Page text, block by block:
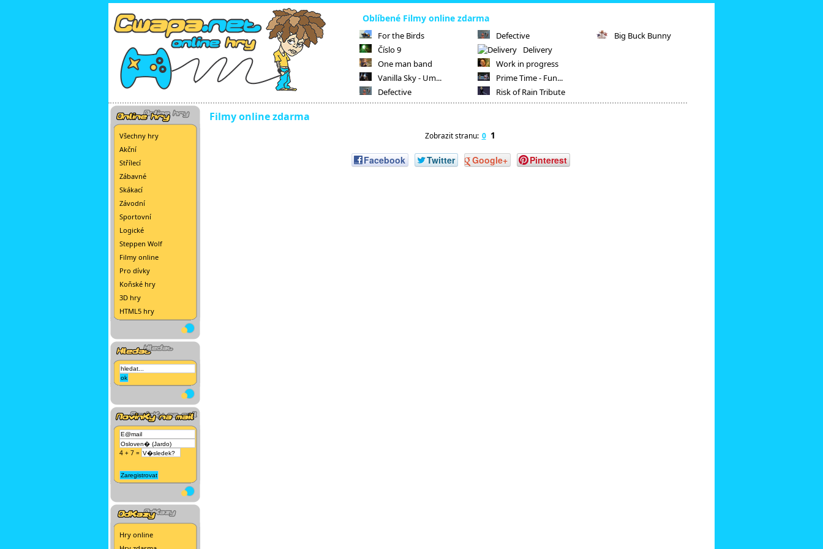
Oblíbené Filmy online zdarma
For the Birds
Číslo 9
One man band
Vanilla Sky - Um...
Defective
Defective
Delivery
Work in progress
Prime Time - Fun...
Risk of Rain Tribute
Big Buck Bunny
Všechny hry
Akční
Střílecí
Zábavné
Skákací
Závodní
Sportovní
Logické
Steppen Wolf
Filmy online
Pro dívky
Koňské hry
3D hry
HTML5 hry
4 + 7 =
Hry online
Filmy online zdarma
Zobrazit stranu: 0 1
Facebook Twitter Google+ Pinterest